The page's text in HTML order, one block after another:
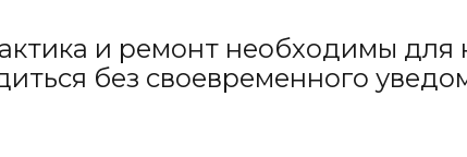
и ремонт необходимы
без своевременного